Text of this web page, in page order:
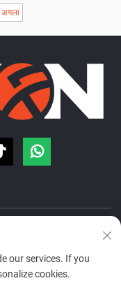
अगला
टाउन, हॉंगदे रोड, नंबर
our services. If you
cookies.